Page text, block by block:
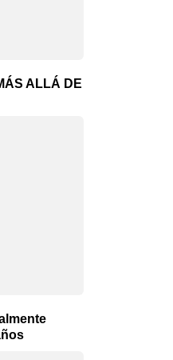
ALLÁ DE